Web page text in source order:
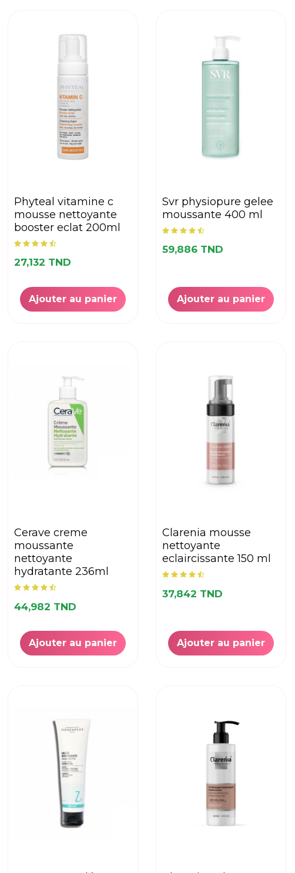
phyteal vitamine c
mousse nettoyante
booster eclat 200ml
27,132 TND
Ajouter au panier
svr physiopure gelee
moussante 400 ml
59,886 TND
Ajouter au panier
cerave creme
moussante
nettoyante
hydratante 236ml
44,982 TND
Ajouter au panier
clarenia mousse
nettoyante
eclaircissante 150 ml
37,842 TND
Ajouter au panier